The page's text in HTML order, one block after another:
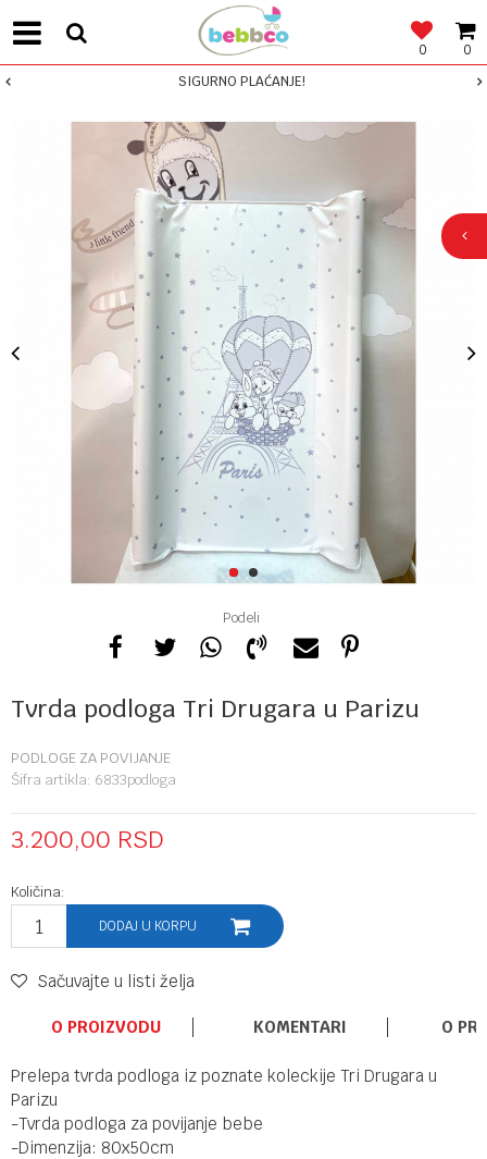
0
0
SIGURNO PLAĆANJE!
1 2
Podeli
Tvrda podloga Tri Drugara u Parizu
PODLOGE ZA POVIJANJE
Šifra artikla: 6833podloga
3.200,00 RSD
Količina:
DODAJ U KORPU
Sačuvajte u listi želja
O PROIZVODU KOMENTARI O
Prelepa tvrda podloga iz poznate koleckije Tri Drugara u
Parizu
-Tvrda podloga za povijanje bebe
-Dimenzija: 80x50cm